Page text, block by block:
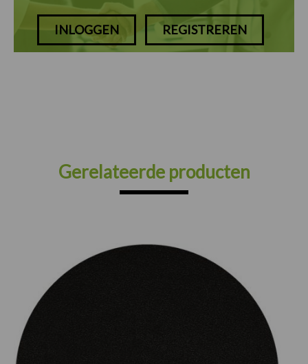
INLOGGEN REGISTREREN
Gerelateerde producten
Prijsklasse:
€75.00